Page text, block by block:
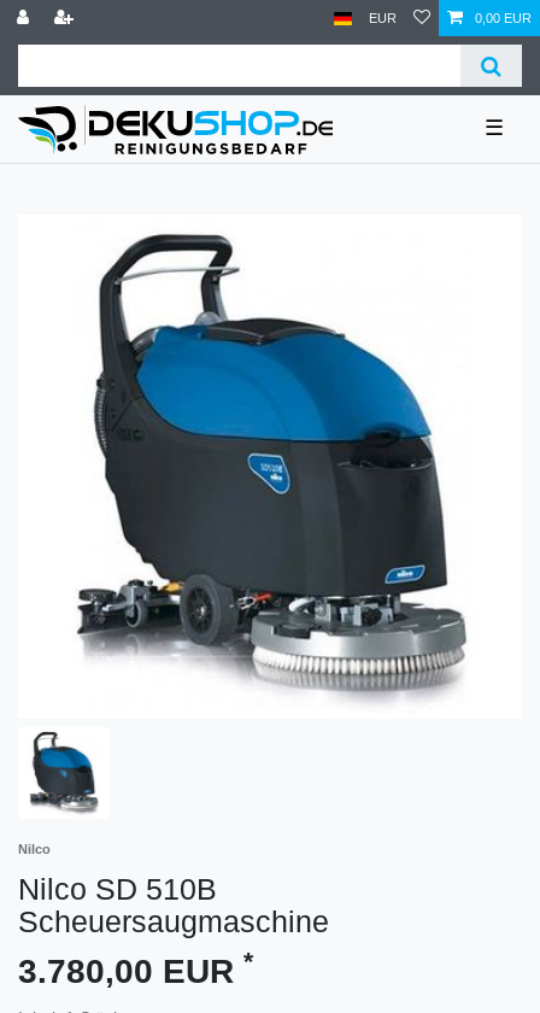
EUR 0,00 EUR
☰
Nilco
Nilco SD 510B
Scheuersaugmaschine
3.780,00 EUR *